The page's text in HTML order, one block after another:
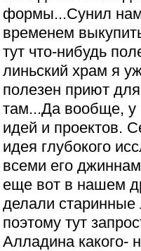
формы...Сунил
временем
тут что-нибудь
линьский храм я
полезен приют
там...Да вообще, у
идей и проектов.
идея глубокого
всеми его
еще вот в нашем
делали старинные
поэтому тут
Алладина какого-